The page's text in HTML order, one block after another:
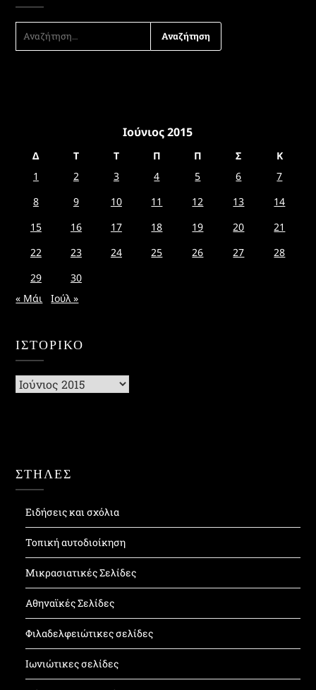
ΑΝΑΖΉΤΗΣΗ
ΓΙΑ:
Ιούνιος 2015
Δ Τ Τ Π Π Σ
Κ
1
2 3 4 5 6
7
8
9 10 11 12 13
14
15
16 17 18 19 20
21
22
23 24 25 26 27
28
29
30
« Μάι
Ιούλ »
ΙΣΤΟΡΙΚΌ
Ιστορικό
ΣΤΗΛΕΣ
Ειδήσεις και σχόλια
Τοπική αυτοδιοίκηση
Μικρασιατικές Σελίδες
Αθηναϊκές Σελίδες
Φιλαδελφειώτικες σελίδες
Ιωνιώτικες σελίδες